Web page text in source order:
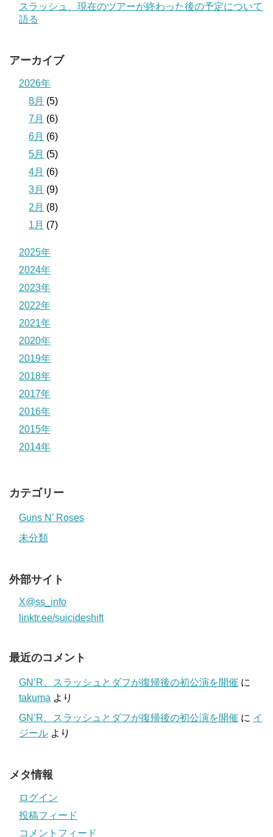
スラッシュ、現在のツアーが終わった後の予定について
語る
アーカイブ
2026年
8月 (5)
7月 (6)
6月 (6)
5月 (5)
4月 (6)
3月 (9)
2月 (8)
1月 (7)
2025年
2024年
2023年
2022年
2021年
2020年
2019年
2018年
2017年
2016年
2015年
2014年
カテゴリー
Guns N' Roses
未分類
外部サイト
X@ss_info
linktr.ee/suicideshift
最近のコメント
GN’R、スラッシュとダフが復帰後の初公演を開催 に
takuma より
GN’R、スラッシュとダフが復帰後の初公演を開催 に イ
ジール より
メタ情報
ログイン
投稿フィード
コメントフィード